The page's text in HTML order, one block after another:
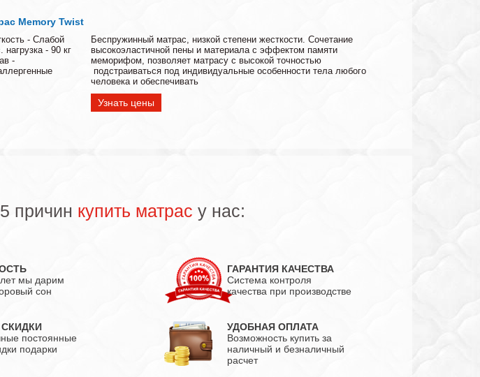
Memory Twist
- Слабой
нагрузка - 90 кг
-
Беспружинный матрас, низкой степени жесткости. Сочетание
высокоэластичной пены и материала с эффектом памяти
меморифом, позволяет матрасу с высокой точностью
подстраиваться под индивидуальные особенности тела любого
человека и обеспечивать
Узнать цены
5 причин купить матрас у нас:
мы дарим
сон
ГАРАНТИЯ КАЧЕСТВА
Система контроля
качества при производстве
постоянные
подарки
УДОБНАЯ ОПЛАТА
Возможность купить за
наличный и безналичный
расчет